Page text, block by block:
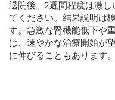
退院後、2週間程度は激
てください。結果説明は
す。急激な腎機能低下や
は、速やかな治療開始が
に伸びることもあります。